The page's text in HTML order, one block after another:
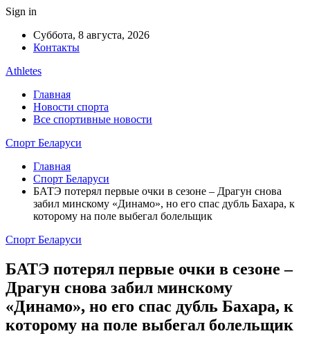
Sign in
Суббота, 8 августа, 2026
Контакты
Athletes
Главная
Новости спорта
Все спортивные новости
Спорт Беларуси
Главная
Спорт Беларуси
БАТЭ потерял первые очки в сезоне – Драгун снова
забил минскому «Динамо», но его спас дубль Бахара, к
которому на поле выбегал болельщик
Спорт Беларуси
БАТЭ потерял первые очки в сезоне –
Драгун снова забил минскому
«Динамо», но его спас дубль Бахара, к
которому на поле выбегал болельщик